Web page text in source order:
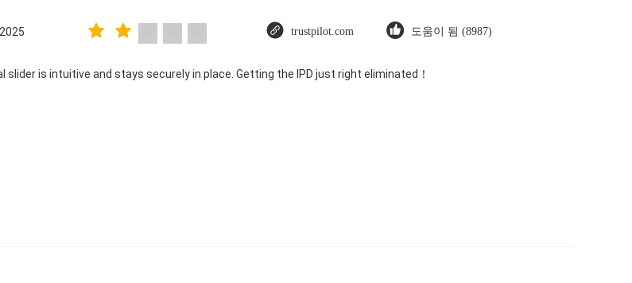
trustpilot.com 도움이 됨 (8987)
slider is intuitive and stays securely in place. Getting the IPD just right eliminated！